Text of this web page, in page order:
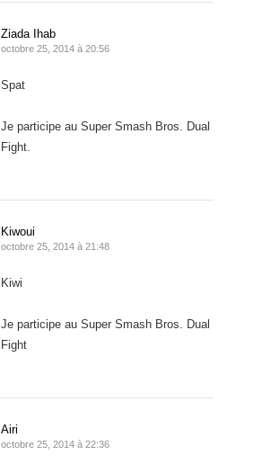
Ziada Ihab
octobre 25, 2014 à 20:56
Spat
Je participe au Super Smash Bros. Dual
Fight.
Kiwoui
octobre 25, 2014 à 21:48
Kiwi
Je participe au Super Smash Bros. Dual
Fight
Airi
octobre 25, 2014 à 22:36